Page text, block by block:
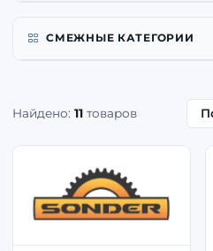
СМЕЖНЫЕ КАТЕГОРИИ
Найдено: 11 товаров